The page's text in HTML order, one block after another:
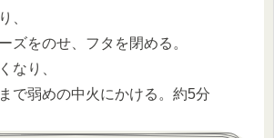
、
ズをのせ、フタを閉める。
なり、
で弱めの中火にかける。約5分